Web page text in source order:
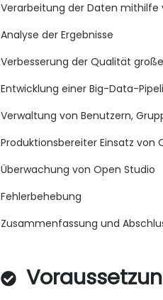
Verarbeitung der Daten mithilfe
Analyse der Ergebnisse
Verbesserung der Qualität
Entwicklung einer Big-Data-
Verwaltung von Benutzern,
Produktionsbereiter Einsatz von
Überwachung von Open Studio
Fehlerbehebung
Zusammenfassung und